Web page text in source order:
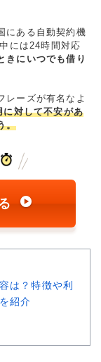
にある自動契約機
には24時間対応
きにいつでも借り
レーズが有名なよ
に対して不安があ
。
は？特徴や利
紹介